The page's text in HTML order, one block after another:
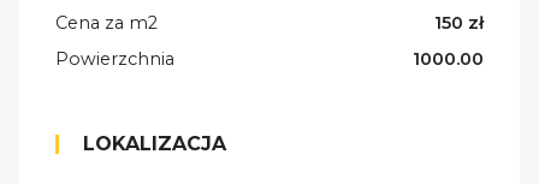
Cena za m2
150 zł
Powierzchnia
1000.00
LOKALIZACJA